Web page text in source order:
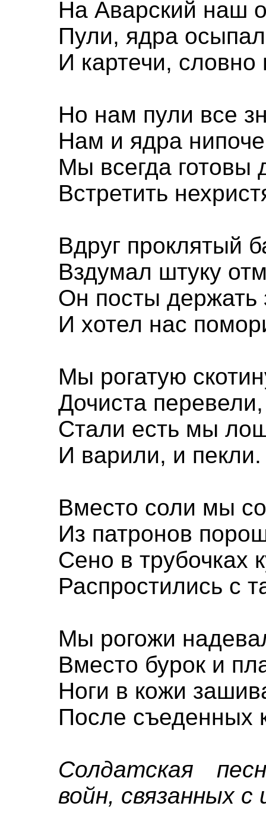
На Аварский наш
Пули, ядра
И картечи, словно
Но нам пули все
Нам и ядра
Мы всегда готовы
Встретить
Вдруг проклятый
Вздумал штуку
Он посты держать
И хотел нас
Мы рогатую
Дочиста перевели,
Стали есть мы
И варили, и пекли.
Вместо соли мы
Из патронов
Сено в трубочках
Распростились с
Мы рогожи
Вместо бурок и
Ноги в кожи
После съеденных
Солдатская
войн, связанных